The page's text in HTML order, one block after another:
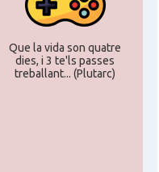
Que la vida son quatre
dies, i 3 te'ls passes
treballant... (Plutarc)